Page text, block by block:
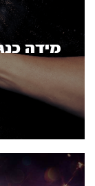
מידה